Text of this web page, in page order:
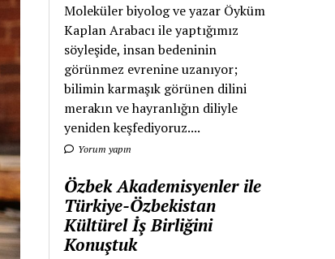
Moleküler biyolog ve yazar Öyküm
Kaplan Arabacı ile yaptığımız
söyleşide, insan bedeninin
görünmez evrenine uzanıyor;
bilimin karmaşık görünen dilini
merakın ve hayranlığın diliyle
yeniden keşfediyoruz....
Yorum yapın
Özbek Akademisyenler ile
Türkiye-Özbekistan
Kültürel İş Birliğini
Konuştuk